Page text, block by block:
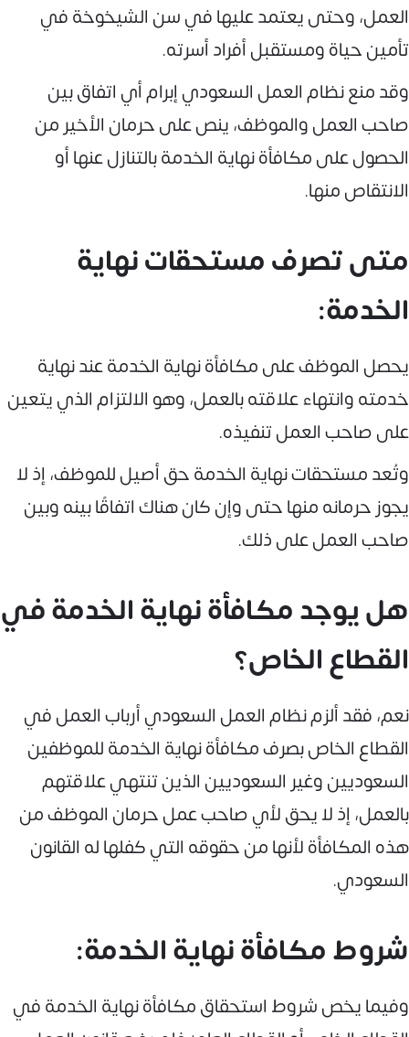
العمل، وحتى يعتمد عليها في سن الشيخوخة في
تأمين حياة ومستقبل أفراد أسرته.
وقد منع نظام العمل السعودي إبرام أي اتفاق بين
صاحب العمل والموظف، ينص على حرمان الأخير من
الحصول على مكافأة نهاية الخدمة بالتنازل عنها أو
الانتقاص منها.
متى تصرف مستحقات نهاية
الخدمة:
يحصل الموظف على مكافأة نهاية الخدمة عند نهاية
خدمته وانتهاء علاقته بالعمل، وهو الالتزام الذي يتعين
على صاحب العمل تنفيذه.
وتُعد مستحقات نهاية الخدمة حق أصيل للموظف، إذ لا
يجوز حرمانه منها حتى وإن كان هناك اتفاقًا بينه وبين
صاحب العمل على ذلك.
هل يوجد مكافأة نهاية الخدمة في
القطاع الخاص؟
نعم، فقد ألزم نظام العمل السعودي أرباب العمل في
القطاع الخاص بصرف مكافأة نهاية الخدمة للموظفين
السعوديين وغير السعوديين الذين تنتهي علاقتهم
بالعمل، إذ لا يحق لأي صاحب عمل حرمان الموظف من
هذه المكافأة لأنها من حقوقه التي كفلها له القانون
السعودي.
شروط مكافأة نهاية الخدمة:
وفيما يخص شروط استحقاق مكافأة نهاية الخدمة في